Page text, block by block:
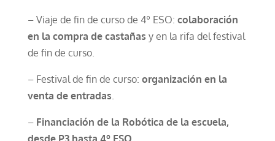
– Viaje de fin de curso de 4º ESO: colaboración
en la compra de castañas y en la rifa del festival
de fin de curso.
– Festival de fin de curso: organización en la
venta de entradas
– Financiación de la Robótica de la escuela,
desde P3 hasta 4º ESO